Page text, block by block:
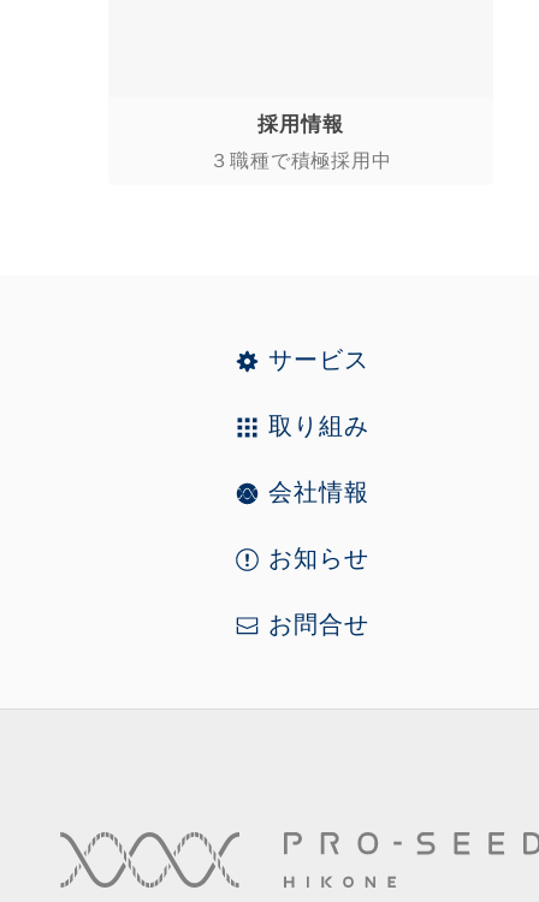
採用情報
３職種で積極採用中
サービス
取り組み
会社情報
お知らせ
お問合せ